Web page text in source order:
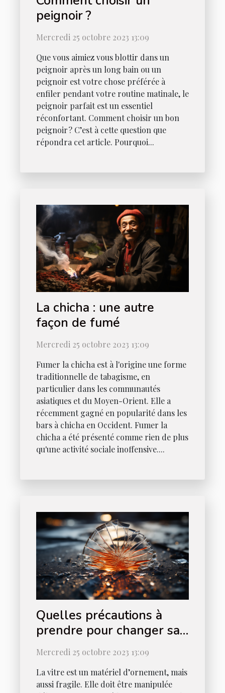
peignoir ?
Mercredi 25 octobre 2023 13:09
Que vous aimiez vous blottir dans un
peignoir après un long bain ou un
peignoir est votre chose préférée à
enfiler pendant votre routine matinale, le
peignoir parfait est un essentiel
réconfortant. Comment choisir un bon
peignoir ? C’est à cette question que
répondra cet article. Pourquoi...
La chicha : une autre
façon de fumé
Mercredi 25 octobre 2023 13:09
Fumer la chicha est à l'origine une forme
traditionnelle de tabagisme, en
particulier dans les communautés
asiatiques et du Moyen-Orient. Elle a
récemment gagné en popularité dans les
bars à chicha en Occident. Fumer la
chicha a été présenté comme rien de plus
qu'une activité sociale inoffensive....
Quelles précautions à
prendre pour changer sa
vitre ?
Mercredi 25 octobre 2023 13:09
La vitre est un matériel d’ornement, mais
aussi fragile. Elle doit être manipulée